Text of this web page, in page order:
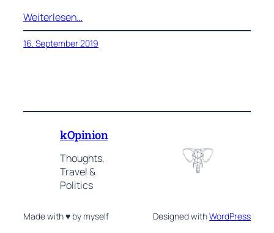
Weiterlesen…
16. September 2019
kOpinion
Thoughts,
Travel &
Politics
Made with ♥ by myself Designed withWordPress